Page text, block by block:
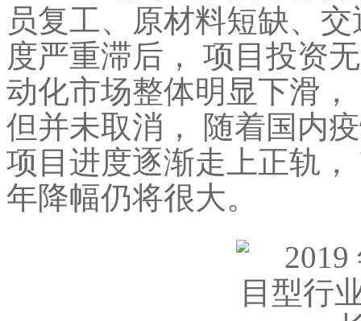
员复工、原材料短缺、
度严重滞后， 项目投资
动化市场整体明显下滑
但并未取消， 随着国内
项目进度逐渐走上正轨
年降幅仍将很大。